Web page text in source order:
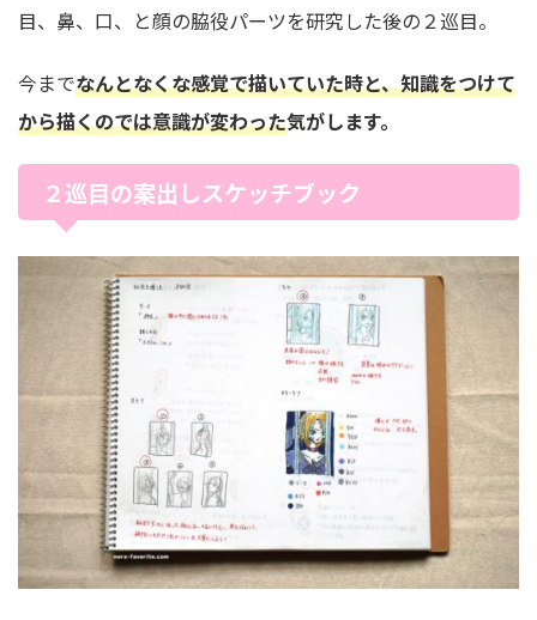
目、鼻、口、と顔の脇役パーツを研究した後の２巡目。
今までなんとなくな感覚で描いていた時と、知識をつけて
から描くのでは意識が変わった気がします。
２巡目の案出しスケッチブック